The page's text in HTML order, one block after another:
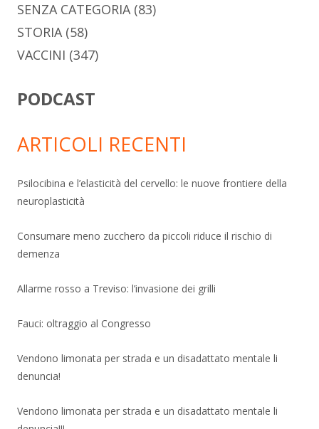
SENZA CATEGORIA(83)
STORIA(58)
VACCINI (347)
PODCAST
ARTICOLI RECENTI
Psilocibina e l’elasticità del cervello: le nuove frontiere della
neuroplasticità
Consumare meno zucchero da piccoli riduce il rischio di
demenza
Allarme rosso a Treviso: l’invasione dei grilli
Fauci: oltraggio al Congresso
Vendono limonata per strada e un disadattato mentale li
denuncia!
Vendono limonata per strada e un disadattato mentale li